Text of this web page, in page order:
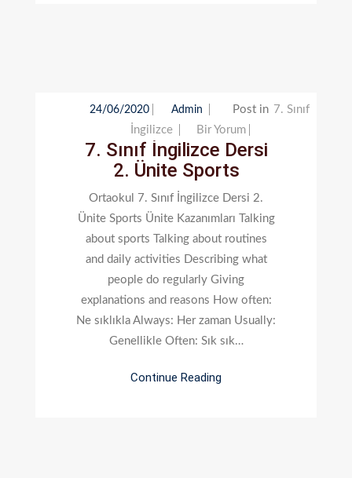
24/06/2020 Admin Post in 7. Sınıf
İngilizce
7.
Sınıf
İngilizce
Bir Yorum
7. Sınıf İngilizce Dersi
2. Ünite Sports
Ortaokul 7. Sınıf İngilizce Dersi 2.
Ünite Sports Ünite Kazanımları Talking
about sports Talking about routines
and daily activities Describing what
people do regularly Giving
explanations and reasons How often:
Ne sıklıkla Always: Her zaman Usually:
Genellikle Often: Sık sık…
Continue Reading